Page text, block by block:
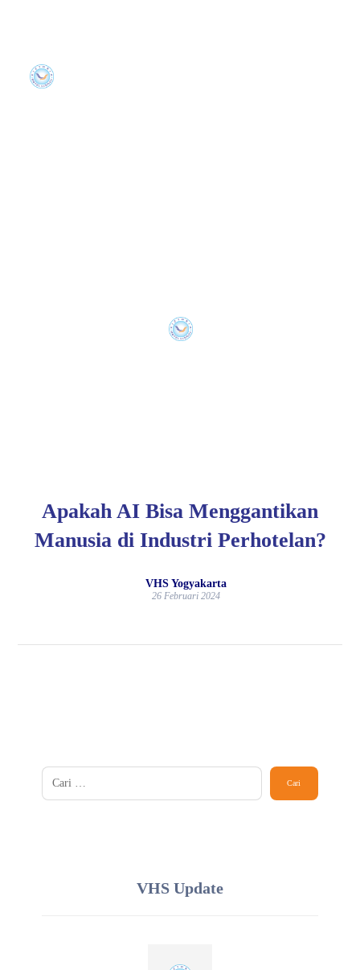
Apakah AI Bisa Menggantikan
Manusia di Industri Perhotelan?
VHS Yogyakarta
26 Februari 2024
VHS Update